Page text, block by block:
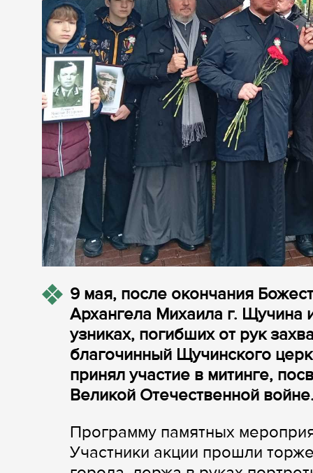
9 мая, после окончания
Архангела Михаила г. Щучина
узниках, погибших от рук
благочинный Щучинского
принял участие в митинге,
Великой Отечественной
Программу памятных
Участники акции прошли